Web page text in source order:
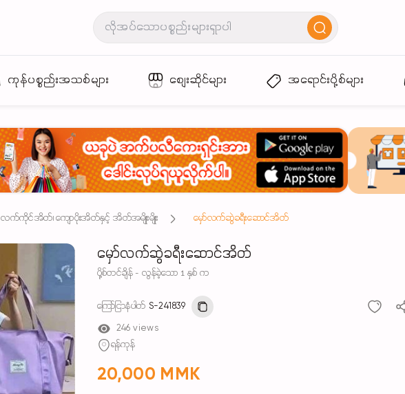
ကုန်ပစ္စည်းအသစ်များ စျေးဆိုင်များ အရောင်းပို့စ်များ
လက်ကိုင်အိတ်၊ ကျောပိုးအိတ်နှင့် အိတ်အမျိုးမျိုး မှော်လက်ဆွဲခရီးဆောင်အိတ်
မှော်လက်ဆွဲခရီးဆောင်အိတ်
ပို့စ်တင်ချိန် - လွန်ခဲ့သော 1 နှစ် က
ကြော်ငြာနံပါတ် S-241839
246 views
ရန်ကုန်
20,000 MMK